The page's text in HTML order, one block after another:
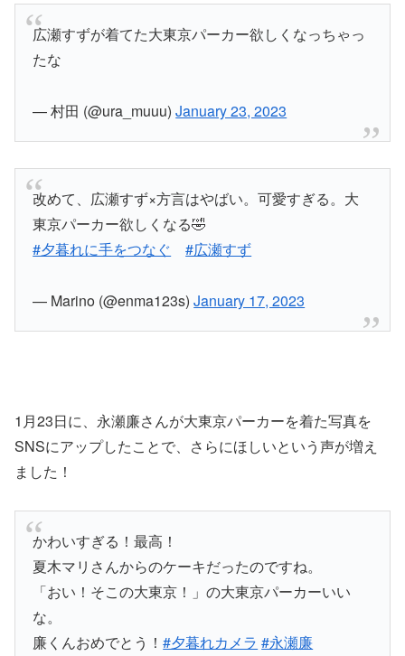
広瀬すずが着てた大東京パーカー欲しくなっちゃっ
たな
— 村田 (@ura_muuu)January 23, 2023
改めて、広瀬すず×方言はやばい。可愛すぎる。大
東京パーカー欲しくなる🤣
#夕暮れに手をつなぐ
#広瀬すず
— Marino (@enma123s)January 17, 2023
1月23日に、永瀬廉さんが大東京パーカーを着た写真を
SNSにアップしたことで、さらにほしいという声が増え
ました！
かわいすぎる！最高！
夏木マリさんからのケーキだったのですね。
「おい！そこの大東京！」の大東京パーカーいい
な。
廉くんおめでとう！#夕暮れカメラ #永瀬廉